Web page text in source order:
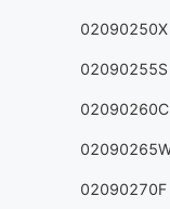
02090250X
02090255S
02090260C
02090270F